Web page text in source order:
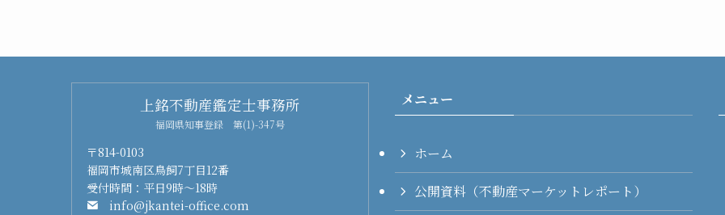
上銘不動産鑑定士事務所
福岡県知事登録 第(1)-347号
〒814-0103
福岡市城南区鳥飼7丁目12番
受付時間：平日9時～18時
info@jkantei-office.com
メニュー
ホーム
公開資料（不動産マーケットレポート）